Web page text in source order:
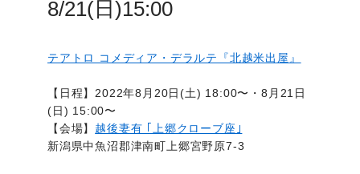
8/21(日)15:00
テアトロ コメディア・デラルテ『北越米出屋』
【日程】2022年8月20日(土) 18:00〜・8月21日
(日) 15:00〜
【会場】 越後妻有 ｢上郷クローブ座｣
新潟県中魚沼郡津南町上郷宮野原7-3